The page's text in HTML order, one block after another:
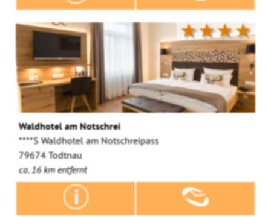
★★★★
Waldhotel am Notschrei
****S Waldhotel am Notschreipass
79674 Todtnau
ca. 16 km entfernt